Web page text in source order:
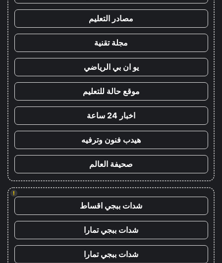
مصادر التعليم
مجلة تقنية
يو ان بي الرياضي
موقع حالة للتعليم
اخبار 24 ساعة
هيدب فنون وترفيه
صحيفة العالم
!
شدات ببجي اقساط
شدات ببجي تمارا
شدات ببجي تمارا